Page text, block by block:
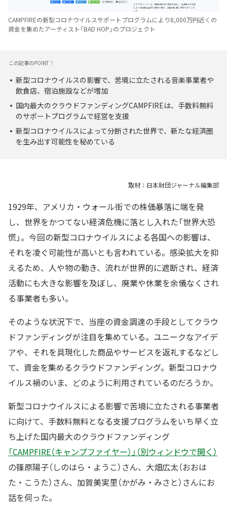
CAMPFIREの新型コロナウイルスサポートプログラムにより8,000万円近くの
資金を集めたアーティスト「BAD HOP」のプロジェクト
この記事のPOINT！
新型コロナウイルスの影響で、苦境に立たされる音楽事業者や
飲食店、宿泊施設などが増加
国内最大のクラウドファンディングCAMPFIREは、手数料無料
のサポートプログラムで経営を支援
新型コロナウイルスによって分断された世界で、新たな経済圏
を生み出す可能性を秘めている
取材：日本財団ジャーナル編集部
1929年、アメリカ・ウォール街での株価暴落に端を発
し、世界をかつてない経済危機に落とし入れた「世界大恐
慌」。今回の新型コロナウイルスによる各国への影響は、
それを凌ぐ可能性が高いとも言われている。感染拡大を抑
えるため、人や物の動き、流れが世界的に遮断され、経済
活動にも大きな影響を及ぼし、廃業や休業を余儀なくされ
る事業者も多い。
そのような状況下で、当座の資金調達の手段としてクラウ
ドファンディングが注目を集めている。ユニークなアイデ
アや、それを具現化した商品やサービスを返礼するなどし
て、資金を集めるクラウドファンディング。新型コロナウ
イルス禍のいま、どのように利用されているのだろうか。
新型コロナウイルスによる影響で苦境に立たされる事業者
に向けて、手数料無料となる支援プログラムをいち早く立
ち上げた国内最大のクラウドファンディング
「CAMPFIRE（キャンプファイヤー）」（別ウィンドウで開く）
の篠原陽子（しのはら・ようこ）さん、大畑広太（おおは
た・こうた）さん、加賀美実里（かがみ・みさと）さんにお
話を伺った。